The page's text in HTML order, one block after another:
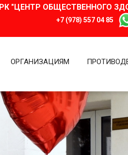
РК "ЦЕНТР ОБЩЕСТВЕННОГО
+7 (978) 557 04 85
ОРГАНИЗАЦИЯМ